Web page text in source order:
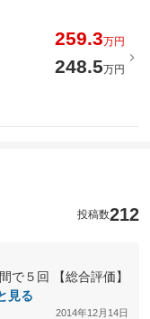
259.3万円
248.5万円
投稿数212
で５回 【総合評価】
見る
2014年12月14日